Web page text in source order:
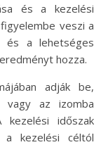
és a kezelési
veszi a
és a lehetséges
hozza.
adják be,
az izomba
kezelési időszak
a kezelési céltól